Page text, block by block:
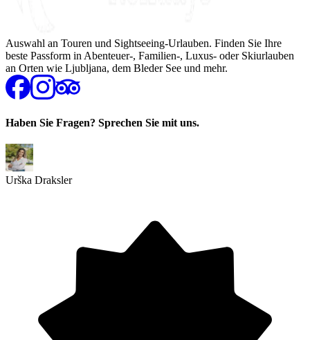
Auswahl an Touren und Sightseeing-Urlauben. Finden Sie Ihre
beste Passform in Abenteuer-, Familien-, Luxus- oder Skiurlauben
an Orten wie Ljubljana, dem Bleder See und mehr.
Haben Sie Fragen? Sprechen Sie mit uns.
Urška Draksler